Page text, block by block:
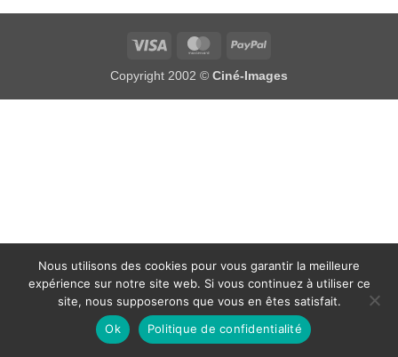
Visa MasterCardPayPal
Copyright 2002 © Ciné-Images
Nous utilisons des cookies pour vous garantir la meilleure
expérience sur notre site web. Si vous continuez à utiliser ce
site, nous supposerons que vous en êtes satisfait.
Ok
Politique de confidentialité